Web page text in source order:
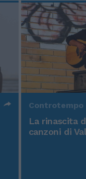
Controtempo
La rinascita
canzoni di